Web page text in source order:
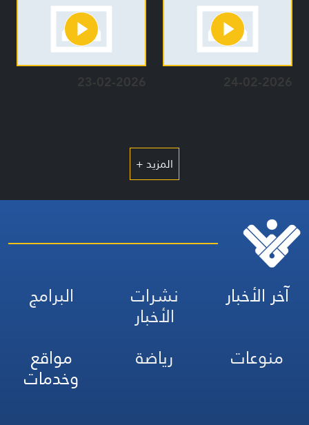
24-02-2026
23-02-2026
المزيد +
آخر الأخبار نشرات
الأخبار
البرامج
منوعات
رياضة مواقع
وخدمات